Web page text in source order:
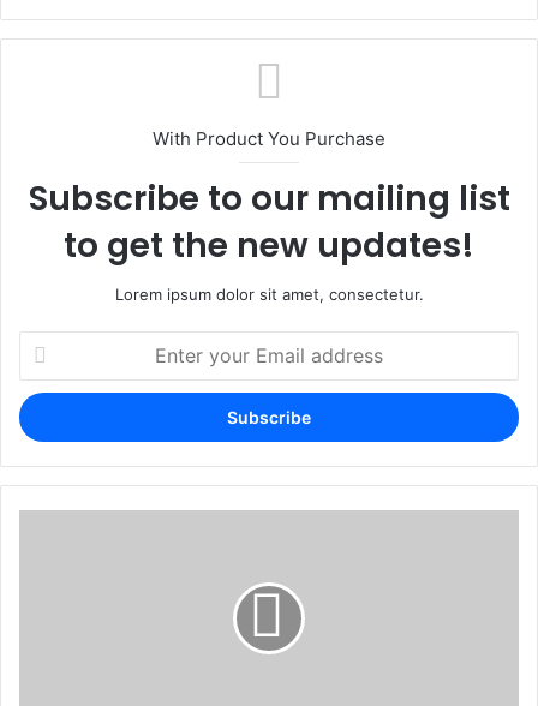
With Product You Purchase
Subscribe to our mailing list
to get the new updates!
Lorem ipsum dolor sit amet, consectetur.
your
Email
address